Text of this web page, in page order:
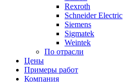
Rexroth
Schneider Electric
Siemens
Sigmatek
Weintek
По отрасли
Цены
Примеры работ
Компания